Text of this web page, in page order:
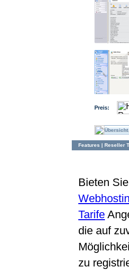
Preis:
Übersicht
Features | Reseller
Bieten
Tarife
die auf
zu